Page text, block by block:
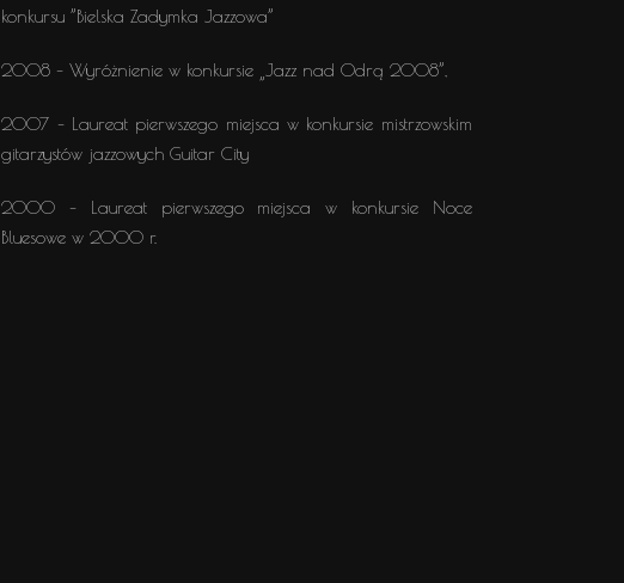
konkursu ”Bielska Zadymka Jazzowa”
2008 – Wyróżnienie w konkursie „Jazz nad Odrą 2008”,
2007 – Laureat pierwszego miejsca w konkursie mistrzowskim
gitarzystów jazzowych Guitar City
2000 – Laureat pierwszego miejsca w konkursie Noce
Bluesowe w 2000 r.